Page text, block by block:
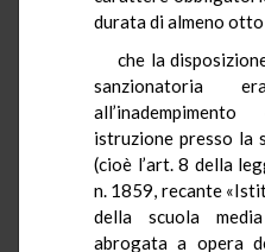
durata di almeno otto
che la
sanzionatoria
istruzione presso la
(cioè l’art. 8 della
n. 1859, recante
della scuola
abrogata a opera